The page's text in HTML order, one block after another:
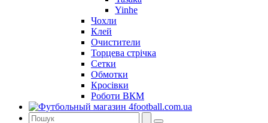
Yinhe
Чохли
Клей
Очистители
Торцева стрічка
Сетки
Обмотки
Кросівки
Роботи ВКМ